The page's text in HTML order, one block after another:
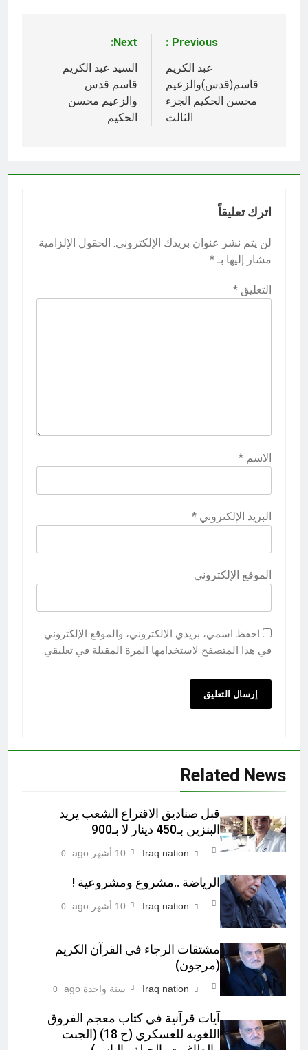
Previous:
عبد الكريم
قاسم(قدس)والزعيم
محسن الحكيم الجزء
الثالث
Next:
السيد عبد الكريم
قاسم قدس
والزعيم محسن
الحكيم
اترك تعليقاً
لن يتم نشر عنوان بريدك الإلكتروني. الحقول الإلزامية
مشار إليها بـ *
التعليق *
الاسم *
البريد الإلكتروني *
الموقع الإلكتروني
احفظ اسمي، بريدي الإلكتروني، والموقع الإلكتروني
في هذا المتصفح لاستخدامها المرة المقبلة في تعليقي.
Related News
قبل صناديق الاقتراع الشعب يريد
البنزين بـ450 دينار لا بـ900
Iraq nation 10 أشهر ago 0
الرياضة ..مشروع ومشروعية !
Iraq nation 10 أشهر ago 0
مشتقات الرجاء في القرآن الكريم
(مرجون)‎
Iraq nation سنة واحدة ago 0
آيات قرآنية في کتاب معجم الفروق
اللغويه للعسكري (ح 18) (الجبت